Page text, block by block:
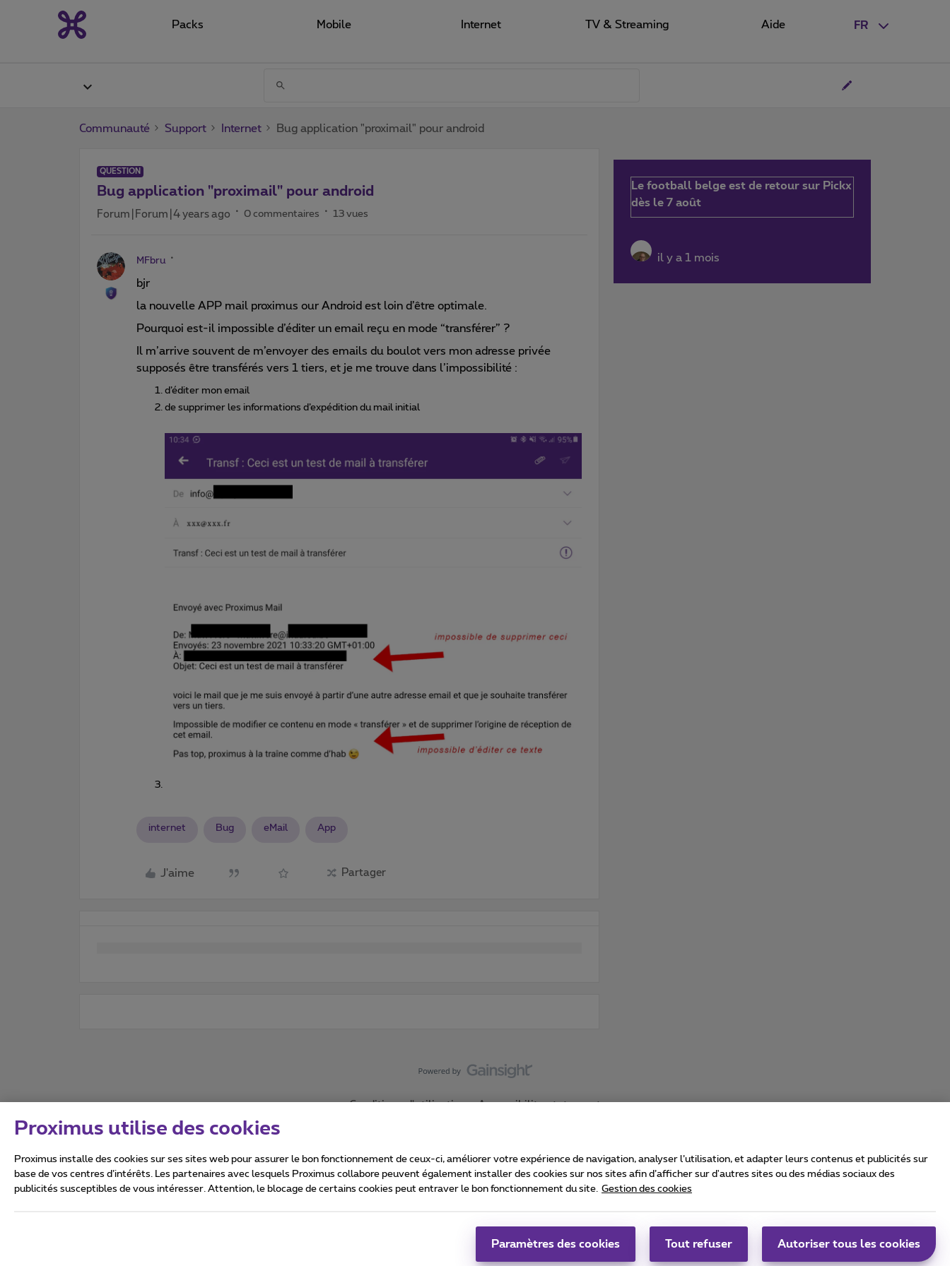
FR
Packs Mobile Internet TV & Streaming Aide
Communauté Support Internet Bug application "proximail" pour android
QUESTION
Bug application "proximail" pour android
Forum|Forum|4 years ago 0 commentaires 13 vues
MFbru
bjr
la nouvelle APP mail proximus our Android est loin d’être optimale.
Pourquoi est-il impossible d’éditer un email reçu en mode “transférer” ?
Il m’arrive souvent de m’envoyer des emails du boulot vers mon adresse privée
supposés être transférés vers 1 tiers, et je me trouve dans l’impossibilité :
d’éditer mon email
de supprimer les informations d’expédition du mail initial
internet Bug eMail App
J'aime Partager
Le football belge est de retour sur Pickx
dès le 7 août
il y a 1 mois
Conditions d'utilisation Accessibility statement
Tous droits réservés. ©2026Proximus
Carrier & Wholesale Solutions
Proximus Group
|
Proximus utilise des cookies
Proximus installe des cookies sur ses sites web pour assurer le bon fonctionnement de ceux-ci, améliorer votre expérience de navigation, analyser l’utilisation, et adapter leurs contenus et publicités sur
base de vos centres d’intérêts. Les partenaires avec lesquels Proximus collabore peuvent également installer des cookies sur nos sites afin d’afficher sur d'autres sites ou des médias sociaux des
publicités susceptibles de vous intéresser. Attention, le blocage de certains cookies peut entraver le bon fonctionnement du site. Gestion des cookies
Paramètres des cookies Tout refuser Autoriser tous les cookies